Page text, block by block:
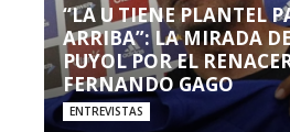
“LA U TIENE PLANTEL
ARRIBA”: LA MIRADA
PUYOL POR EL
FERNANDO GAGO
ENTREVISTAS